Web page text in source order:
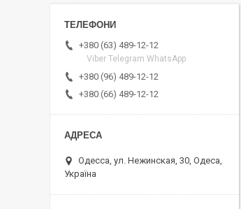
+380 (63) 489-12-12
Viber Telegram WhatsApp
+380 (96) 489-12-12
+380 (66) 489-12-12
Одесса, ул. Нежинская, 30, Одеса,
Україна